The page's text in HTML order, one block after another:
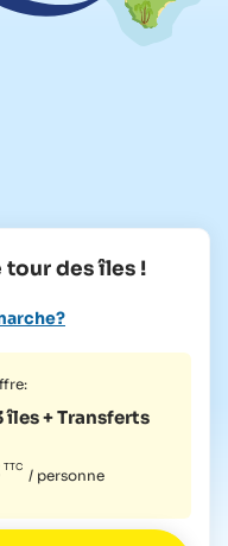
des îles !
îles+ Transferts
/ personne